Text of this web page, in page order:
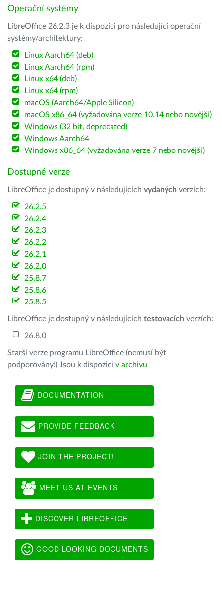
Operační systémy
LibreOffice 26.2.3 je k dispozici pro následující operační
systémy/architektury:
Linux Aarch64 (deb)
Linux Aarch64 (rpm)
Linux x64 (deb)
Linux x64 (rpm)
macOS (Aarch64/Apple Silicon)
macOS x86_64 (vyžadována verze 10.14 nebo novější)
Windows (32 bit, deprecated)
Windows Aarch64
Windows x86_64 (vyžadována verze 7 nebo novější)
Dostupné verze
LibreOffice je dostupný v následujících vydaných verzích:
26.2.5
26.2.4
26.2.3
26.2.2
26.2.1
26.2.0
25.8.7
25.8.6
25.8.5
LibreOffice je dostupný v následujících testovacích verzích:
26.8.0
Starší verze programu LibreOffice (nemusí být
podporovány!) Jsou k dispozici v archivu
DOCUMENTATION
PROVIDE FEEDBACK
JOIN THE PROJECT!
MEET US AT EVENTS
DISCOVER LIBREOFFICE
GOOD LOOKING DOCUMENTS